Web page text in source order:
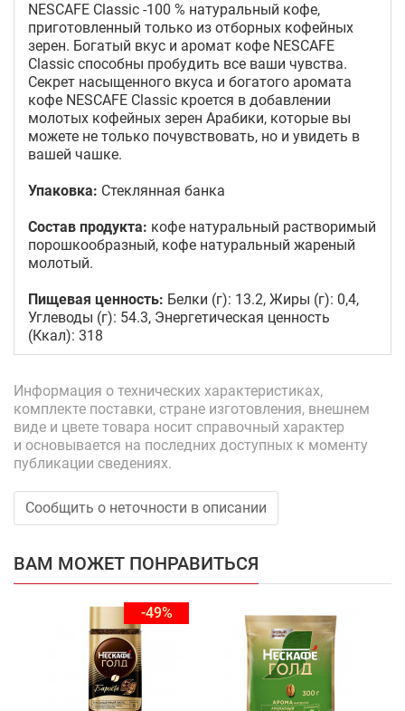
NESCAFE Classic -100 % натуральный кофе,
приготовленный только из отборных кофейных
зерен. Богатый вкус и аромат кофе NESCAFE
Classic способны пробудить все ваши чувства.
Секрет насыщенного вкуса и богатого аромата
кофе NESCAFE Classic кроется в добавлении
молотых кофейных зерен Арабики, которые вы
можете не только почувствовать, но и увидеть в
вашей чашке.
Упаковка: Стеклянная банка
Состав продукта: кофе натуральный растворимый
порошкообразный, кофе натуральный жареный
молотый.
Пищевая ценность: Белки (г): 13.2, Жиры (г): 0,4,
Углеводы (г): 54.3, Энергетическая ценность
(Ккал): 318
Информация о технических характеристиках,
комплекте поставки, стране изготовления, внешнем
виде и цвете товара носит справочный характер
и основывается на последних доступных к моменту
публикации сведениях.
Сообщить о неточности в описании
ВАМ МОЖЕТ ПОНРАВИТЬСЯ
-49%